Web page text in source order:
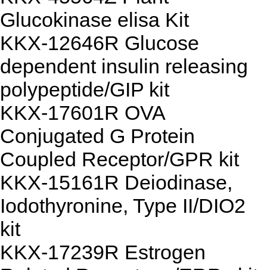
Glucokinase elisa Kit
KKX-12646R Glucose
dependent insulin releasing
polypeptide/GIP kit
KKX-17601R OVA
Conjugated G Protein
Coupled Receptor/GPR kit
KKX-15161R Deiodinase,
Iodothyronine, Type II/DIO2
kit
KKX-17239R Estrogen